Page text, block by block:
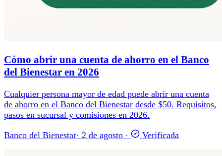
Cómo abrir una cuenta de ahorro en el Banco
del Bienestar en 2026
Cualquier persona mayor de edad puede abrir una cuenta
de ahorro en el Banco del Bienestar desde $50. Requisitos,
pasos en sucursal y comisiones en 2026.
Banco del Bienestar· 2 de agosto · Verificada